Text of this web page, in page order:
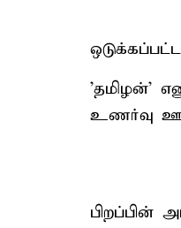
'தமிழன்'
உணர்வு
பிறப்பின்